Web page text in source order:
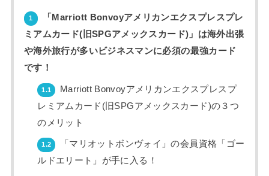
1
「Marriott Bonvoyアメリカンエクスプレスプレ
ミアムカード(旧SPGアメックスカード)」は海外出張
や海外旅行が多いビジネスマンに必須の最強カード
です！
1.1
Marriott Bonvoyアメリカンエクスプレスプ
レミアムカード(旧SPGアメックスカード)の３つ
のメリット
1.2
「マリオットボンヴォイ」の会員資格「ゴー
ルドエリート」が手に入る！